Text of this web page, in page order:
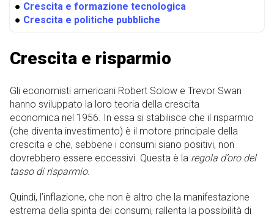
● Crescita e formazione tecnologica
● Crescita e politiche pubbliche
Crescita e risparmio
Gli economisti americani Robert Solow e Trevor Swan
hanno sviluppato la loro teoria della crescita
economica nel 1956. In essa si stabilisce che il risparmio
(che diventa investimento) è il motore principale della
crescita e che, sebbene i consumi siano positivi, non
dovrebbero essere eccessivi. Questa è la regola d’oro del
tasso di risparmio.
Quindi, l’inflazione, che non è altro che la manifestazione
estrema della spinta dei consumi, rallenta la possibilità di